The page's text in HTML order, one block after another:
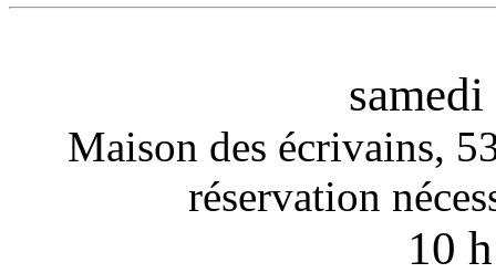
Maison des écrivains,
réservation
10